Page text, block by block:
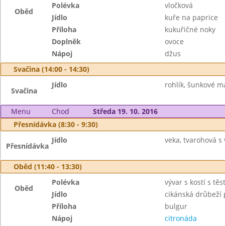
Oběd
Polévka
vločková
Jídlo
kuře na paprice
Příloha
kukuřičné noky
Doplněk
ovoce
Nápoj
džus
Svačina (14:00 - 14:30)
Svačina
Jídlo rohlík, šunkové
Menu Chod
Středa 19. 10. 2016
Přesnídávka (8:30 - 9:30)
Přesnídávka
Jídlo veka, tvarohová s
Oběd (11:40 - 13:30)
Oběd
Polévka
vývar s kostí s
Jídlo
cikánská drůbeží
Příloha
bulgur
Nápoj
citronáda